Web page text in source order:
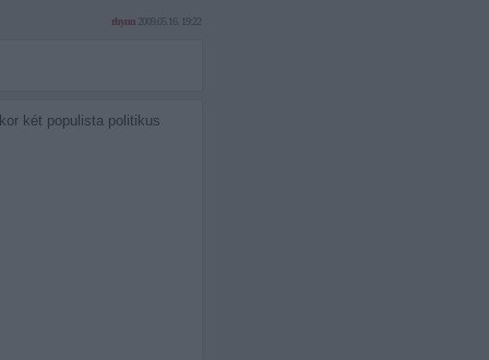
rhynn 2009.05.16. 19:22
két populista politikus